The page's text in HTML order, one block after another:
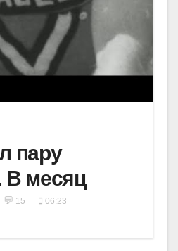
пару
В месяц
💬 15 06:23